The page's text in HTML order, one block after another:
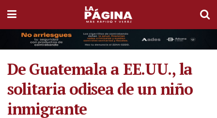
De Guatemala a EE.UU., la
solitaria odisea de un niño
inmigrante